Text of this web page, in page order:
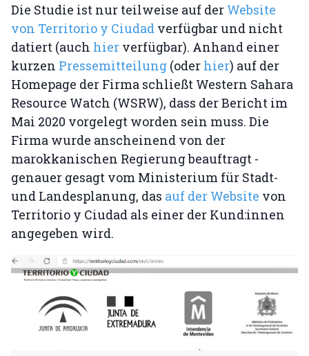
Die Studie ist nur teilweise auf der Website
von Territorio y Ciudad verfügbar und nicht
datiert (auch hier verfügbar). Anhand einer
kurzen Pressemitteilung (oder hier) auf der
Homepage der Firma schließt Western Sahara
Resource Watch (WSRW), dass der Bericht im
Mai 2020 vorgelegt worden sein muss. Die
Firma wurde anscheinend von der
marokkanischen Regierung beauftragt -
genauer gesagt vom Ministerium für Stadt-
und Landesplanung, das auf der Website von
Territorio y Ciudad als einer der Kund:innen
angegeben wird.